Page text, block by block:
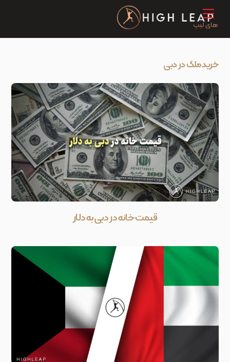
content
Menu
خرید ملک در دبی
قیمت خانه در دبی به دلار